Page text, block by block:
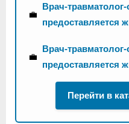
💼
Врач-
предоставляется
💼
Врач-
предоставляется
Перейти в